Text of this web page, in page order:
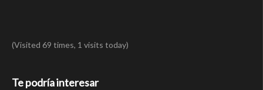
(Visited 69 times, 1 visits today)
Te podría interesar